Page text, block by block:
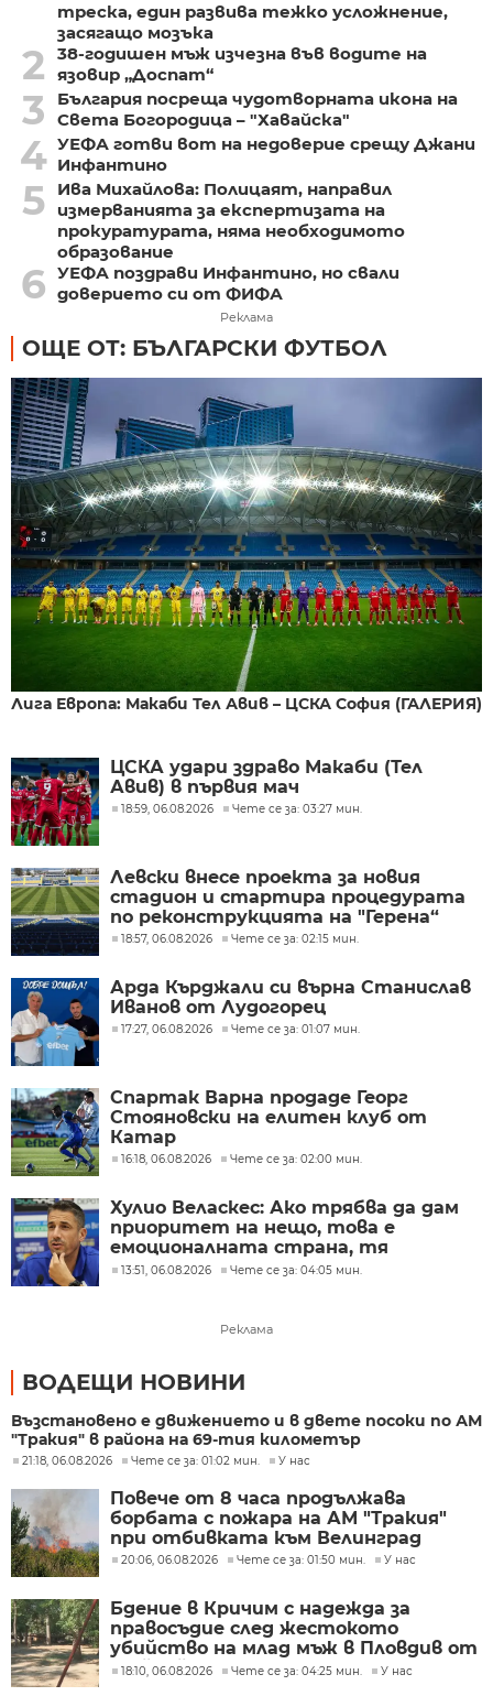
треска, един развива тежко усложнение,
засягащо мозъка
2
38-годишен мъж изчезна във водите на
язовир „Доспат“
3
България посреща чудотворната икона на
Света Богородица – "Хавайска"
4 УЕФА готви вот на недоверие срещу Джани
Инфантино
5
Ива Михайлова: Полицаят, направил
измерванията за експертизата на
прокуратурата, няма необходимото
образование
6 УЕФА поздрави Инфантино, но свали
доверието си от ФИФА
Реклама
ОЩЕ ОТ: БЪЛГАРСКИ ФУТБОЛ
Лига Европа: Макаби Тел Авив – ЦСКА София (ГАЛЕРИЯ)
ЦСКА удари здраво Макаби (Тел
Авив) в първия мач
18:59, 06.08.2026 Чете се за: 03:27 мин.
Левски внесе проекта за новия
стадион и стартира процедурата
по реконструкцията на "Герена“
18:57, 06.08.2026 Чете се за: 02:15 мин.
Арда Кърджали си върна Станислав
Иванов от Лудогорец
17:27, 06.08.2026 Чете се за: 01:07 мин.
Спартак Варна продаде Георг
Стояновски на елитен клуб от
Катар
16:18, 06.08.2026 Чете се за: 02:00 мин.
Хулио Веласкес: Ако трябва да дам
приоритет на нещо, това е
емоционалната страна, тя
определя колективната игра
13:51, 06.08.2026 Чете се за: 04:05 мин.
Реклама
ВОДЕЩИ НОВИНИ
Възстановено е движението и в двете посоки по АМ
"Тракия" в района на 69-тия километър
21:18, 06.08.2026 Чете се за: 01:02 мин. У нас
Повече от 8 часа продължава
борбата с пожара на АМ "Тракия"
при отбивката към Велинград
20:06, 06.08.2026 Чете се за: 01:50 мин. У нас
Бдение в Кричим с надежда за
правосъдие след жестокото
убийство на млад мъж в Пловдив от
тийнейджъри
18:10, 06.08.2026 Чете се за: 04:25 мин. У нас